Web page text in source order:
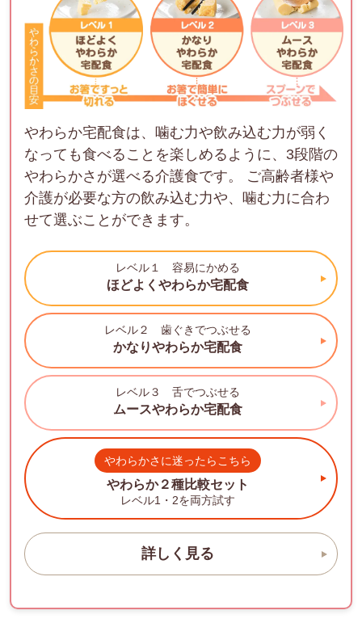
やわらか宅配食は、噛む力や飲み込む力が弱く
なっても食べることを楽しめるように、3段階の
やわらかさが選べる介護食です。 ご高齢者様や
介護が必要な方の飲み込む力や、噛む力に合わ
せて選ぶことができます。
レベル１ 容易にかめる
ほどよくやわらか宅配食
レベル２ 歯ぐきでつぶせる
かなりやわらか宅配食
レベル３ 舌でつぶせる
ムースやわらか宅配食
やわらかさに迷ったらこちら
やわらか２種比較セット
レベル1・2を両方試す
詳しく見る